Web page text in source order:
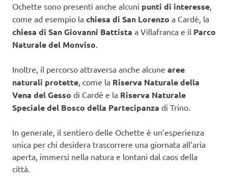
Ochette sono presenti anche alcuni punti di interesse,
come ad esempio la chiesa di San Lorenzo a Cardè, la
chiesa di San Giovanni Battista a Villafranca e il Parco
Naturale del Monviso.
Inoltre, il percorso attraversa anche alcune aree
naturali protette, come la Riserva Naturale della
Vena del Gesso di Cardè e la Riserva Naturale
Speciale del Bosco della Partecipanza di Trino.
In generale, il sentiero delle Ochette è un’esperienza
unica per chi desidera trascorrere una giornata all’aria
aperta, immersi nella natura e lontani dal caos della
città.